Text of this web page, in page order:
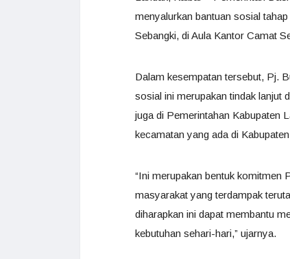
menyalurkan bantuan sosial
Sebangki, di Aula Kantor Camat
Dalam kesempatan tersebut, Pj.
sosial ini merupakan tindak lanjut
juga di Pemerintahan Kabupaten
kecamatan yang ada di
“Ini merupakan bentuk komitmen
masyarakat yang terdampak
diharapkan ini dapat membantu
kebutuhan sehari-hari,” ujarnya.